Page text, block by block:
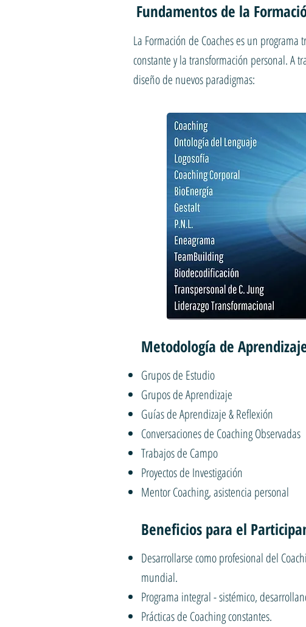
Fundamentos de la
La Formación de Coaches es un
constante y la transformación personal. A
diseño de nuevos paradigmas:
Metodología de
Grupos de Estudio
Grupos de Aprendizaje
Guías de Aprendizaje & Reflexión
Conversaciones de Coaching Observadas
Trabajos de Campo
Proyectos de Investigación
Mentor Coaching, asistencia personal
Beneficios para el
Desarrollarse como profesional del
mundial.
Programa integral - sistémico,
Prácticas de Coaching constantes.